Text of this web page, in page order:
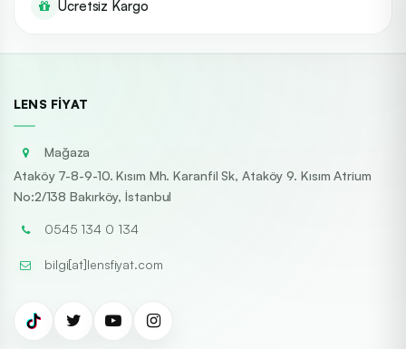
Ücretsiz Kargo
LENS FIYAT
Mağaza
Ataköy 7-8-9-10. Kısım Mh. Karanfil Sk, Ataköy 9. Kısım Atrium
No:2/138 Bakırköy, İstanbul
0545 134 0 134
bilgi[at]lensfiyat.com